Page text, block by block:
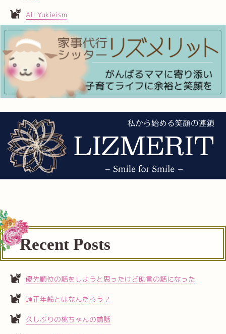
All Yukieism
Recent Posts
優先順位の話をしようと思ったけど助言の話になった
適正年齢とはなんだろう？
久しぶりの桃ちゃんの講話